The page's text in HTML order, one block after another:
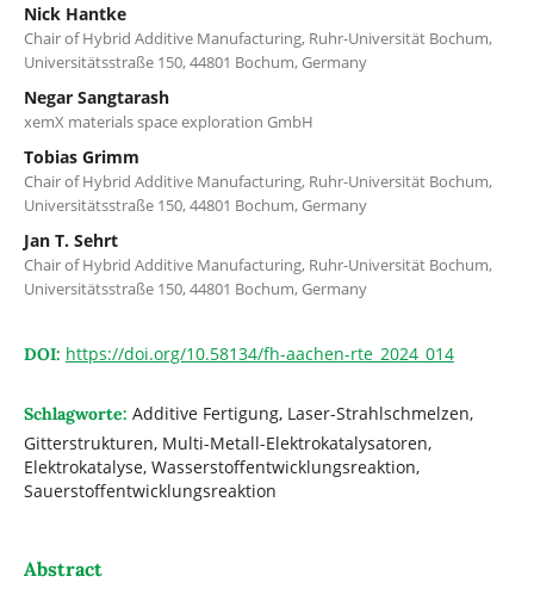
Nick Hantke
Chair of Hybrid Additive Manufacturing, Ruhr-Universität Bochum,
Universitätsstraße 150, 44801 Bochum, Germany
Negar Sangtarash
xemX materials space exploration GmbH
Tobias Grimm
Chair of Hybrid Additive Manufacturing, Ruhr-Universität Bochum,
Universitätsstraße 150, 44801 Bochum, Germany
Jan T. Sehrt
Chair of Hybrid Additive Manufacturing, Ruhr-Universität Bochum,
Universitätsstraße 150, 44801 Bochum, Germany
DOI: https://doi.org/10.58134/fh-aachen-rte_2024_014
Schlagworte: Additive Fertigung, Laser-Strahlschmelzen,
Gitterstrukturen, Multi-Metall-Elektrokatalysatoren,
Elektrokatalyse, Wasserstoffentwicklungsreaktion,
Sauerstoffentwicklungsreaktion
Abstract